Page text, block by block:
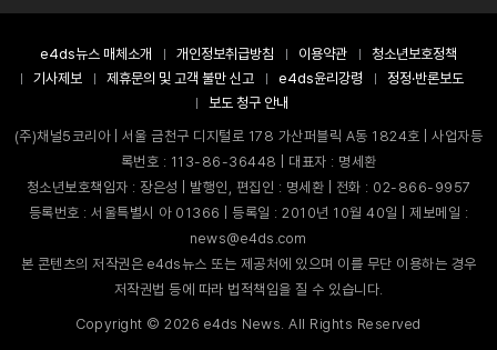
e4ds뉴스 매체소개 개인정보취급방침 이용약관
청소년보호정책
기사제보
제휴문의 및 고객 불만 신고 e4ds윤리강령
정정·반론보도
보도 청구 안내
(주)채널5코리아 | 서울 금천구 디지털로 178 가산퍼블릭 A동 1824호 | 사업자등
록번호 : 113-86-36448 | 대표자 : 명세환
청소년보호책임자 : 장은성 | 발행인, 편집인 : 명세환 | 전화 : 02-866-9957
등록번호 : 서울특별시 아 01366 | 등록일 : 2010년 10월 40일 | 제보메일 :
news@e4ds.com
본 콘텐츠의 저작권은 e4ds뉴스 또는 제공처에 있으며 이를 무단 이용하는 경우
저작권법 등에 따라 법적책임을 질 수 있습니다.
Copyright ©2026 e4ds News. All Rights Reserved